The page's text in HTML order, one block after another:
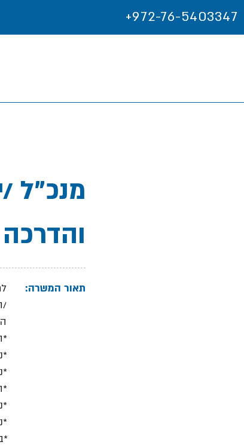
+972-76-5403347
מנכ"ל /
/
תאור המשרה: